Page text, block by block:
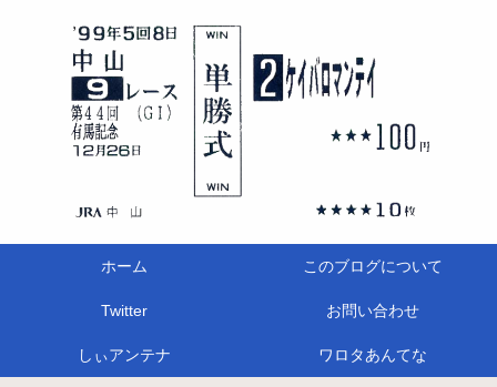
ホーム このブログについて
Twitter お問い合わせ
しぃアンテナ ワロタあんてな